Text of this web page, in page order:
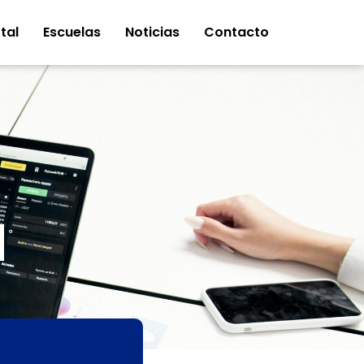
Escuelas Noticias Contacto